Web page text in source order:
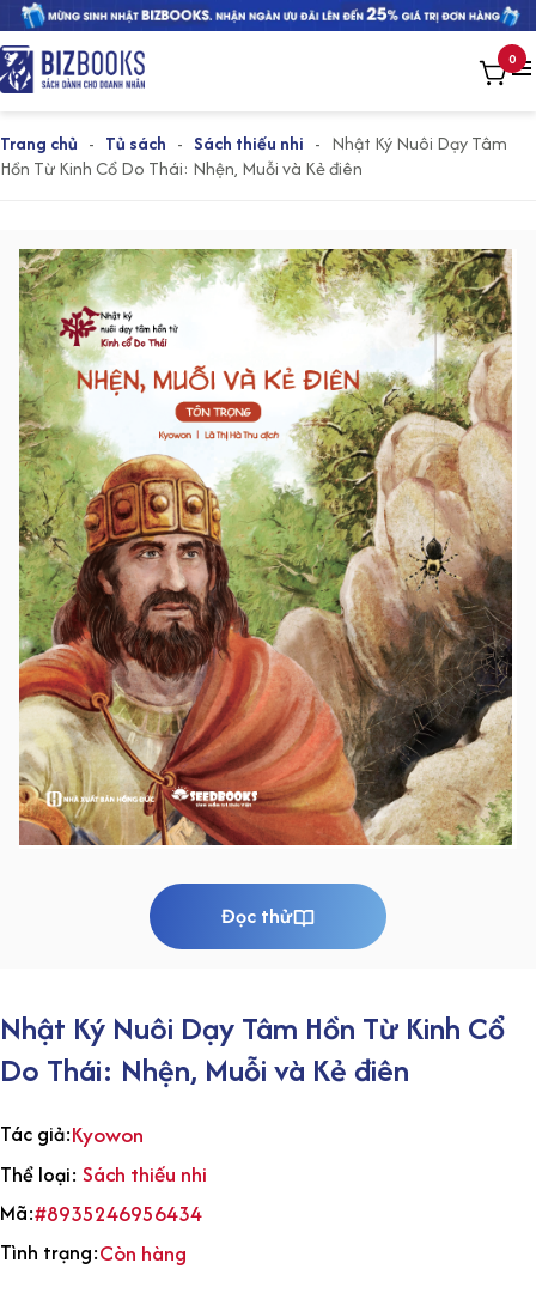
0
Trang chủ - Tủ sách - Sách thiếu nhi - Nhật Ký Nuôi Dạy Tâm
Hồn Từ Kinh Cổ Do Thái: Nhện, Muỗi và Kẻ điên
Đọc thử
Nhật Ký Nuôi Dạy Tâm Hồn Từ Kinh Cổ
Do Thái: Nhện, Muỗi và Kẻ điên
Tác giả:Kyowon
Thể loại: Sách thiếu nhi
Mã:#8935246956434
Tình trạng:Còn hàng